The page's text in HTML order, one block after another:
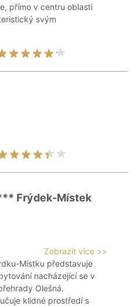
přímo v centru oblasti
svým
Frýdek-Místek
Zobrazit více >>
Místku představuje
nacházející se v
Olešná.
klidné prostředí s